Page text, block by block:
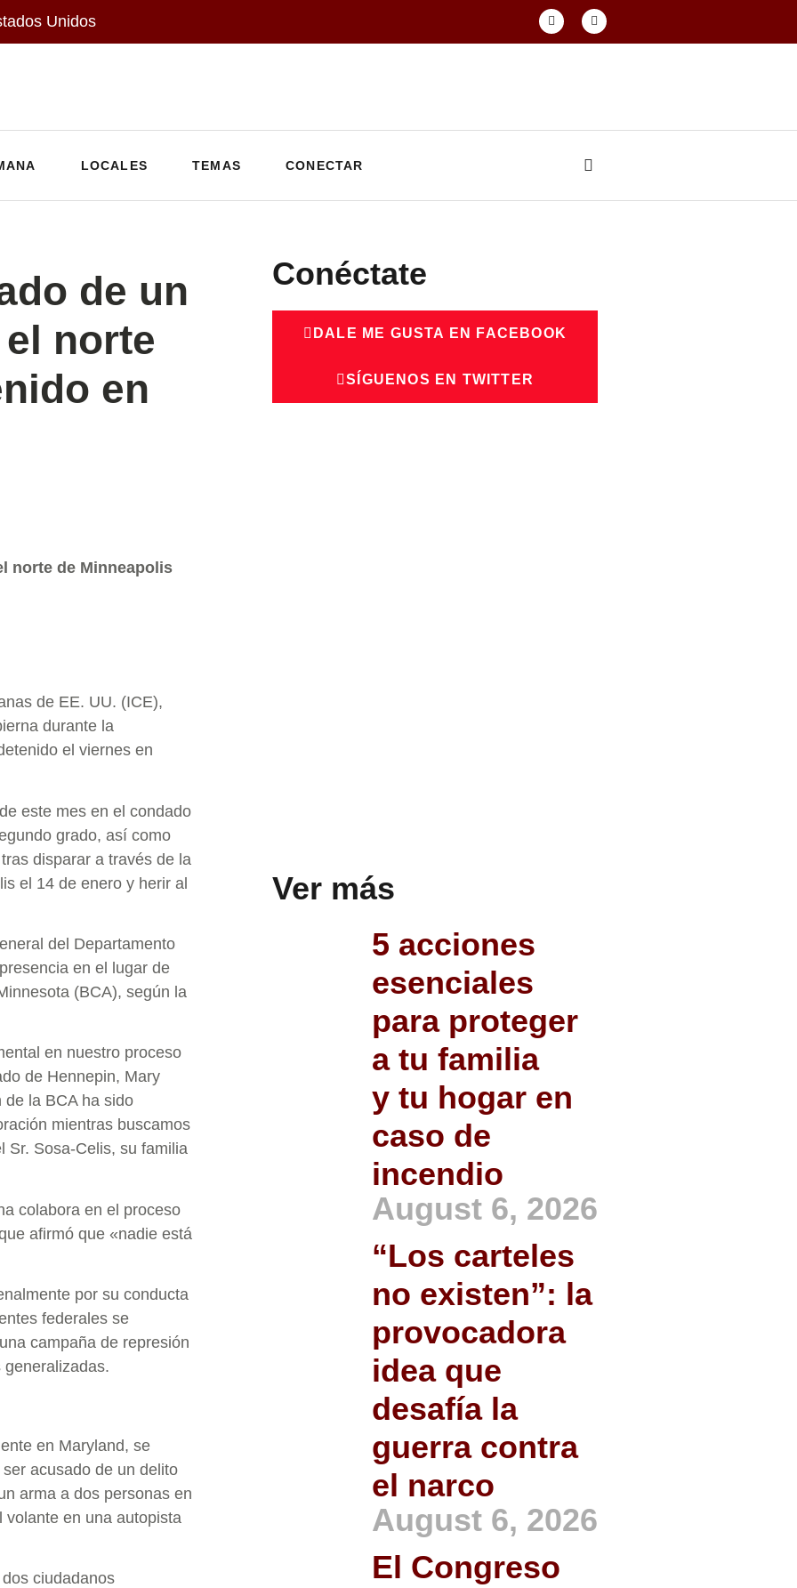
Unidos
LOCALES TEMAS CONECTAR
de un
norte
en
norte de Minneapolis
de EE. UU. (ICE),
durante la
el viernes en
este mes en el condado
grado, así como
disparar a través de la
el 14 de enero y herir al
del Departamento
en el lugar de
(BCA), según la
en nuestro proceso
de Hennepin, Mary
la BCA ha sido
mientras buscamos
Sr. Sosa-Celis, su familia
colabora en el proceso
afirmó que «nadie está
por su conducta
federales se
campaña de represión
en Maryland, se
acusado de un delito
arma a dos personas en
en una autopista
ciudadanos
Conéctate
DALE ME GUSTA EN FACEBOOK
SÍGUENOS EN TWITTER
Ver más
5 acciones
esenciales
para proteger
a tu familia
y tu hogar en
caso de
incendio
August 6, 2026
“Los carteles
no existen”: la
provocadora
idea que
desafía la
guerra contra
el narco
August 6, 2026
El Congreso